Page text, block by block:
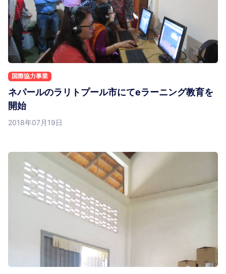
国際協力事業
ネパールのラリトプール市にてeラーニング教育を
開始
2018年07月19日